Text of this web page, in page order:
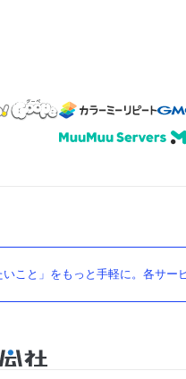
こと」をもっと手軽に。各サー